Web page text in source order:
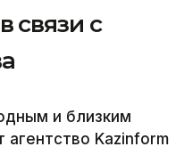
связи с
и близким
Kazinform